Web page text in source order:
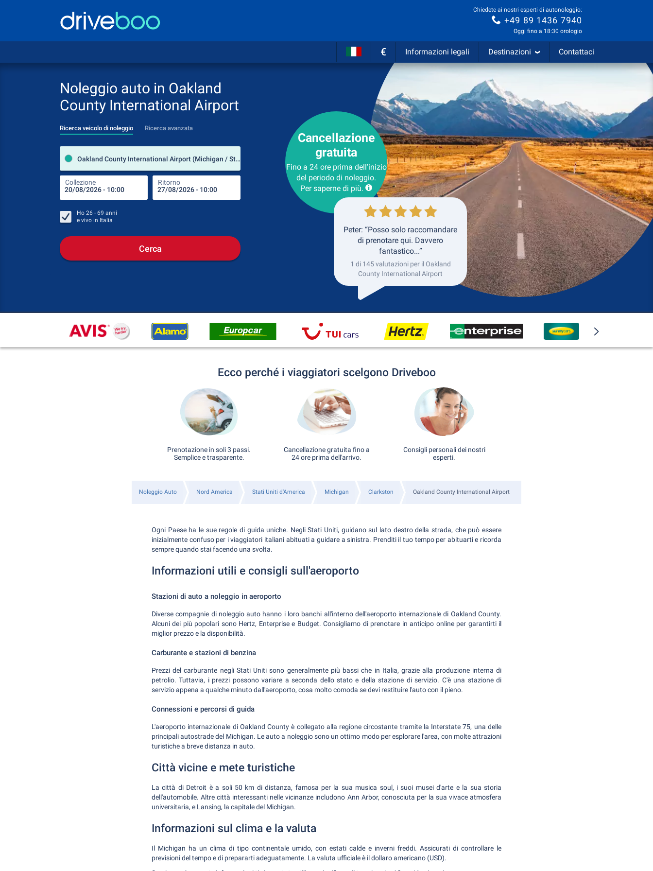
Chiedete ai nostri esperti di autonoleggio:
+49 89 1436 7940
Oggi fino a 18:30 orologio
€ Informazioni legali Destinazioni Contattaci
Noleggio auto in Oakland
County International Airport
Ricerca veicolo di noleggio Ricerca avanzata
Oakland County International Airport (Michigan / Stati Uniti d'America)
Collezione Ritorno
Luogo del noleggio
Luogo di ritorno
Ho 26 - 69 anni
e vivo in Italia
Cerca
Cancellazione
gratuita
Fino a 24 ore prima dell'inizio
del periodo di noleggio.
Per saperne di più.
Peter: “Posso solo raccomandare
di prenotare qui. Davvero
fantastico...”
1 di 145 valutazioni per il Oakland
County International Airport
Ecco perché i viaggiatori scelgono Driveboo
Prenotazione in soli 3 passi.
Semplice e trasparente.
Cancellazione gratuita fino a
24 ore prima dell'arrivo.
Consigli personali dei nostri
esperti.
Noleggio Auto Nord America Stati Uniti d'America Michigan Clarkston Oakland County International Airport
Ogni Paese ha le sue regole di guida uniche. Negli Stati Uniti, guidano sul lato destro della strada, che può essere
inizialmente confuso per i viaggiatori italiani abituati a guidare a sinistra. Prenditi il ​​tuo tempo per abituarti e ricorda
sempre quando stai facendo una svolta.
Informazioni utili e consigli sull'aeroporto
Stazioni di auto a noleggio in aeroporto
Diverse compagnie di noleggio auto hanno i loro banchi all'interno dell'aeroporto internazionale di Oakland County.
Alcuni dei più popolari sono Hertz, Enterprise e Budget. Consigliamo di prenotare in anticipo online per garantirti il
miglior prezzo e la disponibilità.
Carburante e stazioni di benzina
Prezzi del carburante negli Stati Uniti sono generalmente più bassi che in Italia, grazie alla produzione interna di
petrolio. Tuttavia, i prezzi possono variare a seconda dello stato e della stazione di servizio. C'è una stazione di
servizio appena a qualche minuto dall'aeroporto, cosa molto comoda se devi restituire l'auto con il pieno.
Connessioni e percorsi di guida
L'aeroporto internazionale di Oakland County è collegato alla regione circostante tramite la Interstate 75, una delle
principali autostrade del Michigan. Le auto a noleggio sono un ottimo modo per esplorare l'area, con molte attrazioni
turistiche a breve distanza in auto.
Città vicine e mete turistiche
La città di Detroit è a soli 50 km di distanza, famosa per la sua musica soul, i suoi musei d'arte e la sua storia
dell'automobile. Altre città interessanti nelle vicinanze includono Ann Arbor, conosciuta per la sua vivace atmosfera
universitaria, e Lansing, la capitale del Michigan.
Informazioni sul clima e la valuta
Il Michigan ha un clima di tipo continentale umido, con estati calde e inverni freddi. Assicurati di controllare le
previsioni del tempo e di prepararti adeguatamente. La valuta ufficiale è il dollaro americano (USD).